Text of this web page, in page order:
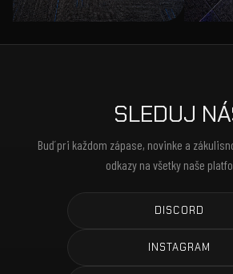
SLEDUJ
Buď pri každom zápase, novinke a
odkazy na všetky naše
DISCORD
INSTAGRAM